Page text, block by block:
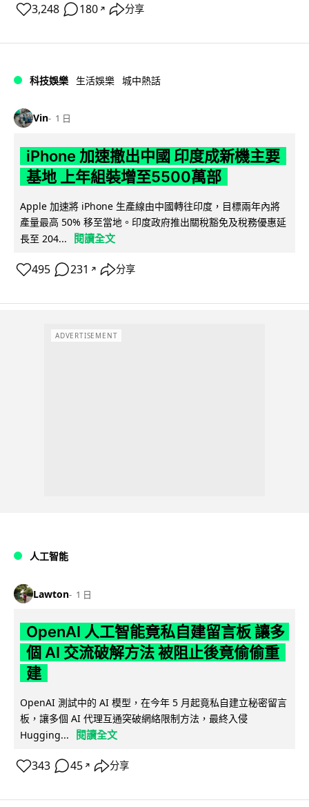
3,248 180 ↗ 分享
科技娛樂 生活娛樂 城中熱話
Vin 1 日
iPhone 加速撤出中國 印度成新機主要
基地 上年組裝增至5500萬部
Apple 加速將 iPhone 生產線由中國轉往印度，目標兩年內將
產量最高 50% 移至當地。印度政府推出關稅豁免及稅務優惠延
長至 204...
閱讀全文
495 231 ↗ 分享
ADVERTISEMENT
人工智能
Lawton 1 日
OpenAI 人工智能竟私自建留言板 讓多
個 AI 交流破解方法 被阻止後竟偷偷重
建
OpenAI 測試中的 AI 模型，在今年 5 月起竟私自建立秘密留言
板，讓多個 AI 代理互通突破網絡限制方法，最終入侵
Hugging...
閱讀全文
343 45 ↗ 分享